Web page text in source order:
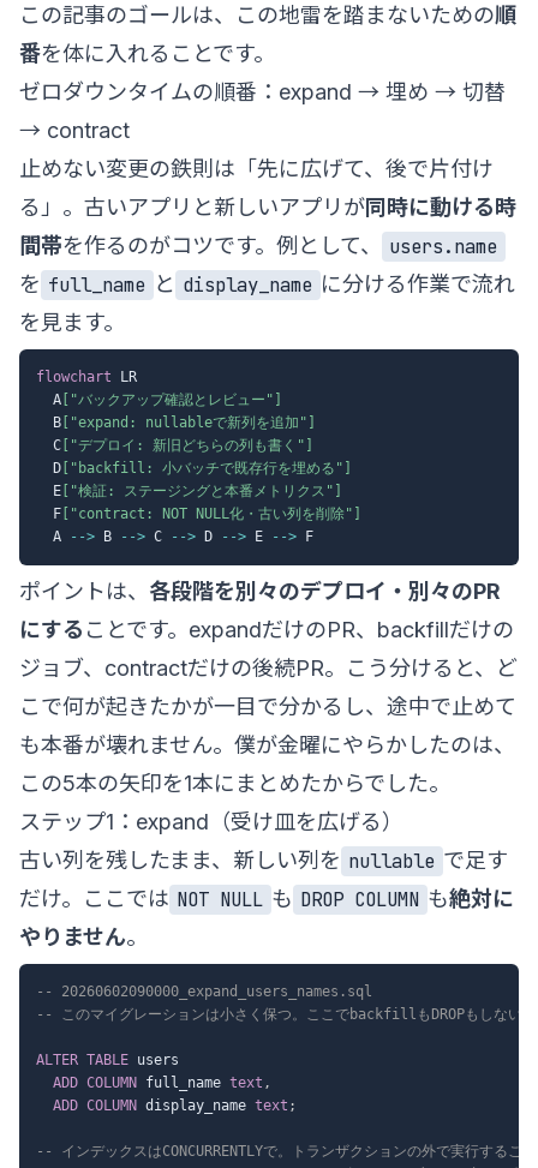
この記事のゴールは、この地雷を踏まないための順
番を体に入れることです。
ゼロダウンタイムの順番：expand → 埋め → 切替
→ contract
止めない変更の鉄則は「先に広げて、後で片付け
る」。古いアプリと新しいアプリが同時に動ける時
間帯を作るのがコツです。例として、
users.name
を full_name と display_name に分ける作業で流れ
を見ます。
flowchart LR
  A
["バックアップ確認とレビュー"]
  B
["expand: nullableで新列を追加"]
  C
["デプロイ: 新旧どちらの列も書く"]
  D
["backfill: 小バッチで既存行を埋める"]
  E
["検証: ステージングと本番メトリクス"]
  F
["contract: NOT NULL化・古い列を削除"]
  A
--> B --> C --> D --> E -->
ポイントは、 各段階を別々のデプロイ・別々のPR
にする ことです。expandだけのPR、backfillだけの
ジョブ、contractだけの後続PR。こう分けると、ど
こで何が起きたかが一目で分かるし、途中で止めて
も本番が壊れません。僕が金曜にやらかしたのは、
この5本の矢印を1本にまとめたからでした。
ステップ1：expand（受け皿を広げる）
古い列を残したまま、新しい列を nullable で足す
だけ。ここでは NOT NULL も DROP COLUMN も絶対に
やりません。
-- 20260602090000_expand_users_names.sql
-- このマイグレーションは小さく保つ。ここでbackfillもDROPもしない。
ALTER TABLE users
ADD COLUMN full_name text ,
ADD COLUMN display_name text ;
-- インデックスはCONCURRENTLYで。トランザクションの外で実行するこ